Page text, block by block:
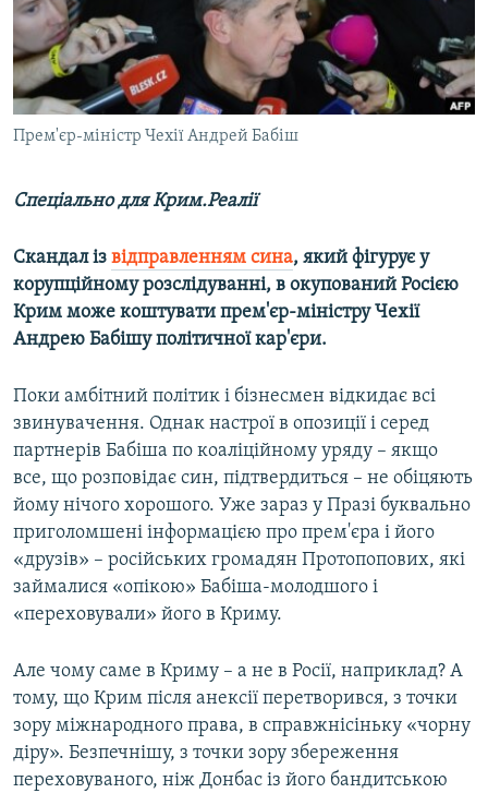
ВІДЕОУРОКИ «ELIFBE»
СВІДЧЕННЯ ОКУПАЦІЇ
УКРАЇНСЬКА ПРОБЛЕМА КРИМУ
ІНФОГРАФІКА
Русский
Qırımtatar
ДОЛУЧАЙСЯ!
Прем'єр-міністр Чехії Андрей Бабіш
Спеціально для Крим.Реалії
Скандал із відправленням сина, який фігурує у
корупційному розслідуванні, в окупований Росією
Крим може коштувати прем'єр-міністру Чехії
Андрею Бабішу політичної кар'єри.
Поки амбітний політик і бізнесмен відкидає всі
звинувачення. Однак настрої в опозиції і серед
партнерів Бабіша по коаліційному уряду – якщо
все, що розповідає син, підтвердиться – не обіцяють
йому нічого хорошого. Уже зараз у Празі буквально
приголомшені інформацією про прем'єра і його
«друзів» – російських громадян Протопопових, які
займалися «опікою» Бабіша-молодшого і
«переховували» його в Криму.
Але чому саме в Криму – а не в Росії, наприклад? А
тому, що Крим після анексії перетворився, з точки
зору міжнародного права, в справжнісіньку «чорну
діру». Безпечнішу, з точки зору збереження
переховуваного, ніж Донбас із його бандитською